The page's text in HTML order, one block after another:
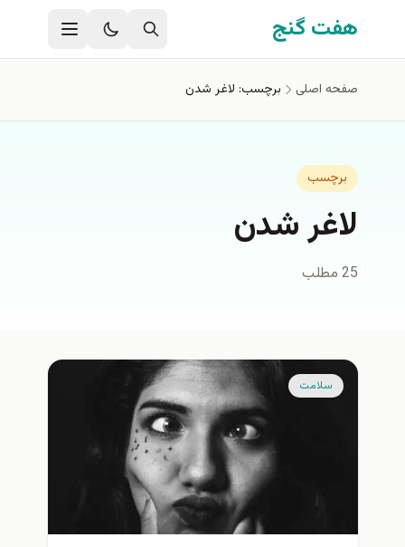
رفتن به محتوای اصلی
هفت گنج
صفحه اصلی برچسب: لاغر شدن
برچسب
لاغر شدن
25 مطلب
سلامت